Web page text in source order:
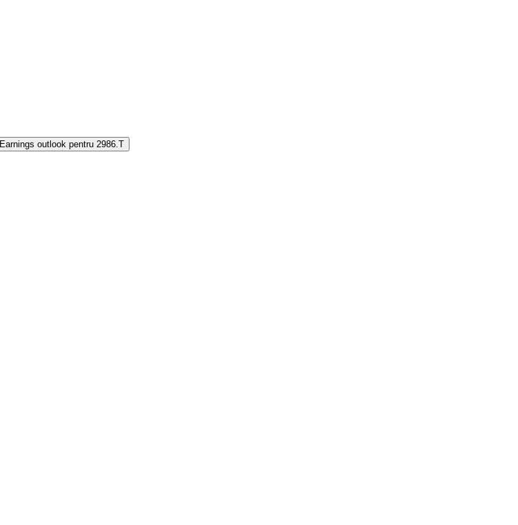
Earnings outlook pentru 2986.T